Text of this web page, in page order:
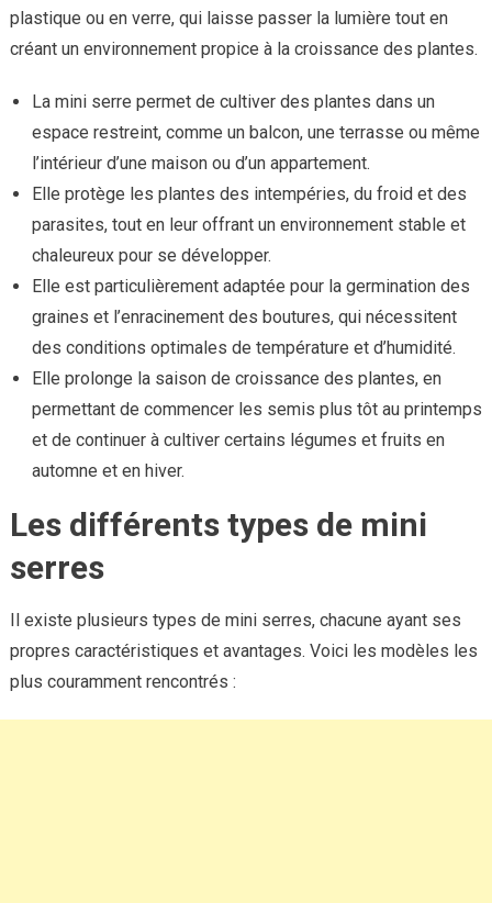
plastique ou en verre, qui laisse passer la lumière tout en
créant un environnement propice à la croissance des plantes.
La mini serre permet de cultiver des plantes dans un
espace restreint, comme un balcon, une terrasse ou même
l’intérieur d’une maison ou d’un appartement.
Elle protège les plantes des intempéries, du froid et des
parasites, tout en leur offrant un environnement stable et
chaleureux pour se développer.
Elle est particulièrement adaptée pour la germination des
graines et l’enracinement des boutures, qui nécessitent
des conditions optimales de température et d’humidité.
Elle prolonge la saison de croissance des plantes, en
permettant de commencer les semis plus tôt au printemps
et de continuer à cultiver certains légumes et fruits en
automne et en hiver.
Les différents types de mini
serres
Il existe plusieurs types de mini serres, chacune ayant ses
propres caractéristiques et avantages. Voici les modèles les
plus couramment rencontrés :